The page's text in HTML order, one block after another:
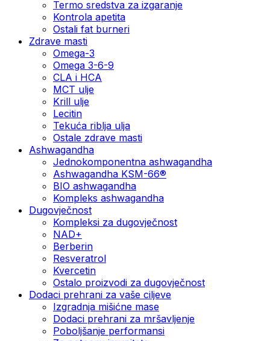
Termo sredstva za izgaranje
Kontrola apetita
Ostali fat burneri
Zdrave masti
Omega-3
Omega 3-6-9
CLA i HCA
MCT ulje
Krill ulje
Lecitin
Tekuća riblja ulja
Ostale zdrave masti
Ashwagandha
Jednokomponentna ashwagandha
Ashwagandha KSM-66®
BIO ashwagandha
Kompleks ashwagandha
Dugovječnost
Kompleksi za dugovječnost
NAD+
Berberin
Resveratrol
Kvercetin
Ostalo proizvodi za dugovječnost
Dodaci prehrani za vaše ciljeve
Izgradnja mišićne mase
Dodaci prehrani za mršavljenje
Poboljšanje performansi